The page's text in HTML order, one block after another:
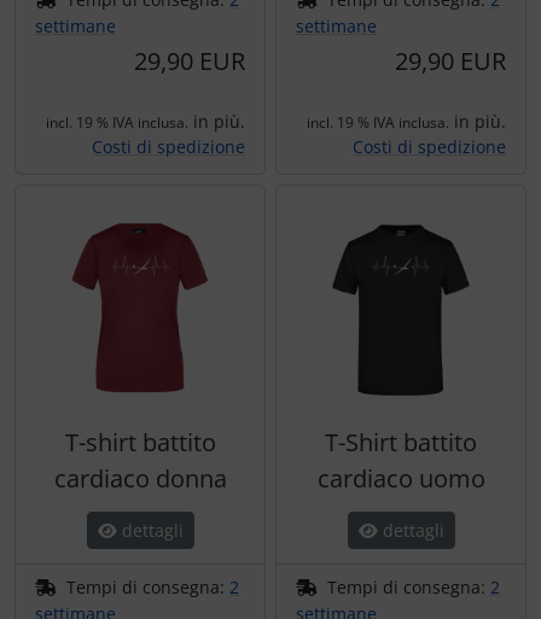
settimane
29,90 EUR
incl. 19 % IVA inclusa. in più.
Costi di spedizione
settimane
29,90 EUR
incl. 19 % IVA inclusa. in più.
Costi di spedizione
T-shirt battito
cardiaco donna
dettagli
Tempi di consegna: 2
settimane
T-Shirt battito
cardiaco uomo
dettagli
Tempi di consegna: 2
settimane